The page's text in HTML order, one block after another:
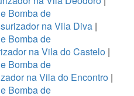
Bomba de
na Vila Diva |
Bomba de
na Vila do Castelo |
Bomba de
na Vila do Encontro|
Bomba de